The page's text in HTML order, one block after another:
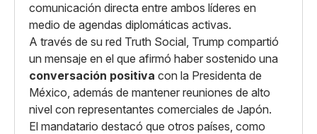
comunicación directa entre ambos líderes en
medio de agendas diplomáticas activas.
A través de su red Truth Social, Trump compartió
un mensaje en el que afirmó haber sostenido una
conversación positiva con la Presidenta de
México, además de mantener reuniones de alto
nivel con representantes comerciales de Japón.
El mandatario destacó que otros países, como